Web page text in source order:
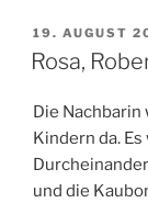
AM
19. AUGUST
Rosa,
Die
Kindern da.
und die